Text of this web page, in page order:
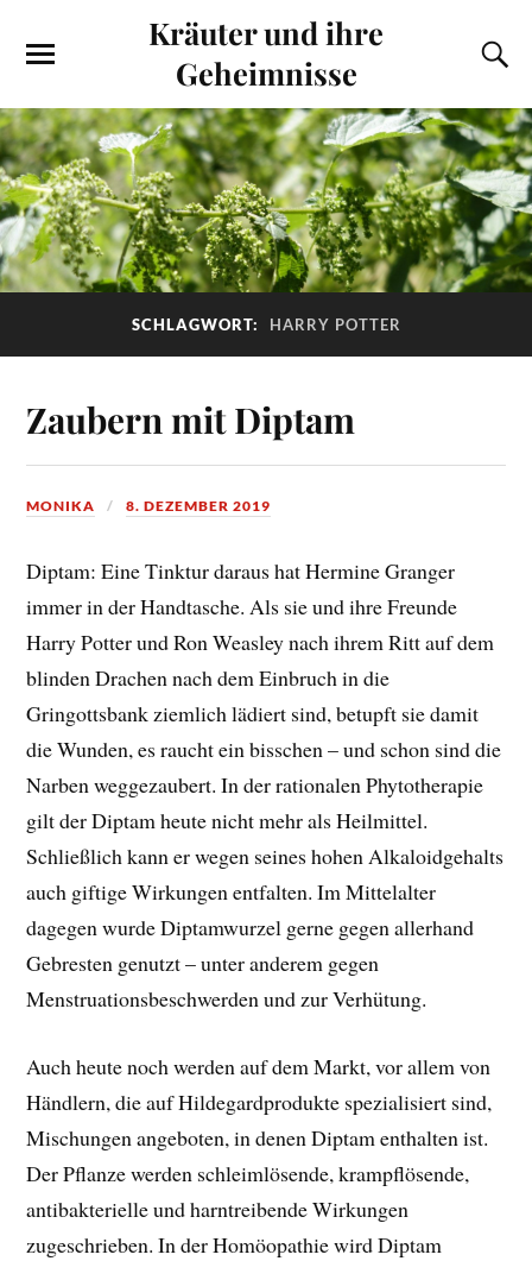
Kräuter und ihre
Geheimnisse
SCHLAGWORT: HARRY POTTER
Zaubern mit Diptam
MONIKA 8. DEZEMBER 2019
Diptam: Eine Tinktur daraus hat Hermine Granger
immer in der Handtasche. Als sie und ihre Freunde
Harry Potter und Ron Weasley nach ihrem Ritt auf dem
blinden Drachen nach dem Einbruch in die
Gringottsbank ziemlich lädiert sind, betupft sie damit
die Wunden, es raucht ein bisschen – und schon sind die
Narben weggezaubert. In der rationalen Phytotherapie
gilt der Diptam heute nicht mehr als Heilmittel.
Schließlich kann er wegen seines hohen Alkaloidgehalts
auch giftige Wirkungen entfalten. Im Mittelalter
dagegen wurde Diptamwurzel gerne gegen allerhand
Gebresten genutzt – unter anderem gegen
Menstruationsbeschwerden und zur Verhütung.
Auch heute noch werden auf dem Markt, vor allem von
Händlern, die auf Hildegardprodukte spezialisiert sind,
Mischungen angeboten, in denen Diptam enthalten ist.
Der Pflanze werden schleimlösende, krampflösende,
antibakterielle und harntreibende Wirkungen
zugeschrieben. In der Homöopathie wird Diptam